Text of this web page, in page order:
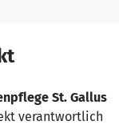
St. Gallus
verantwortlich